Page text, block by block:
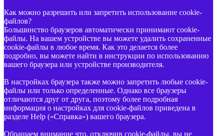
Как можно разрешить или запретить использование cookie-
файлов?
Большинство браузеров автоматически принимают cookie-
файлы. На вашем устройстве вы можете удалить сохраненные
cookie-файлы в любое время. Как это делается более
подробно, вы можете найти в инструкции по использованию
вашего браузера или устройстве производителя.
В настройках браузера также можно запретить любые cookie-
файлы или только определенные. Однако все браузеры
отличаются друг от друга, поэтому более подробная
информация о настройках для cookie-файлов приведена в
разделе Help («Справка») вашего браузера.
Обращаем внимание что, отключив cookie-файлы, вы не